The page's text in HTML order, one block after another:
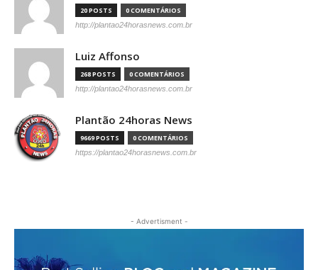
20 POSTS 0 COMENTÁRIOS
http://plantao24horasnews.com.br
Luiz Affonso
268 POSTS 0 COMENTÁRIOS
http://plantao24horasnews.com.br
Plantão 24horas News
9669 POSTS 0 COMENTÁRIOS
https://plantao24horasnews.com.br
- Advertisment -